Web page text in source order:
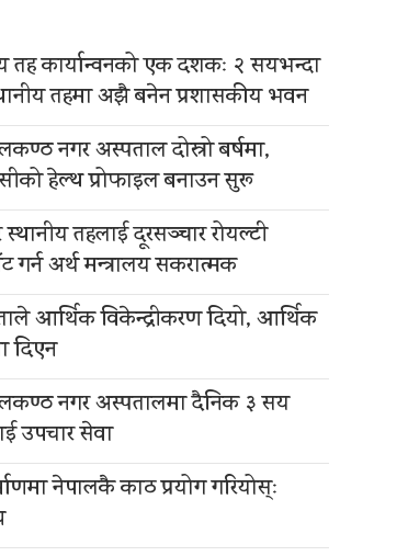
तह कार्यान्वनको एक दशकः २ सयभन्दा
तहमा अझै बनेन प्रशासकीय भवन
नगर अस्पताल दोस्रो बर्षमा,
हेल्थ प्रोफाइल बनाउन सुरू
स्थानीय तहलाई दूरसञ्चार रोयल्टी
गर्न अर्थ मन्त्रालय सकरात्मक
आर्थिक विकेन्द्रीकरण दियो, आर्थिक
दिएन
नगर अस्पतालमा दैनिक ३ सय
उपचार सेवा
नेपालकै काठ प्रयोग गरियोस्ः